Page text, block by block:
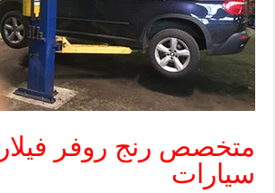
متخصص رنج روفر
سيارات